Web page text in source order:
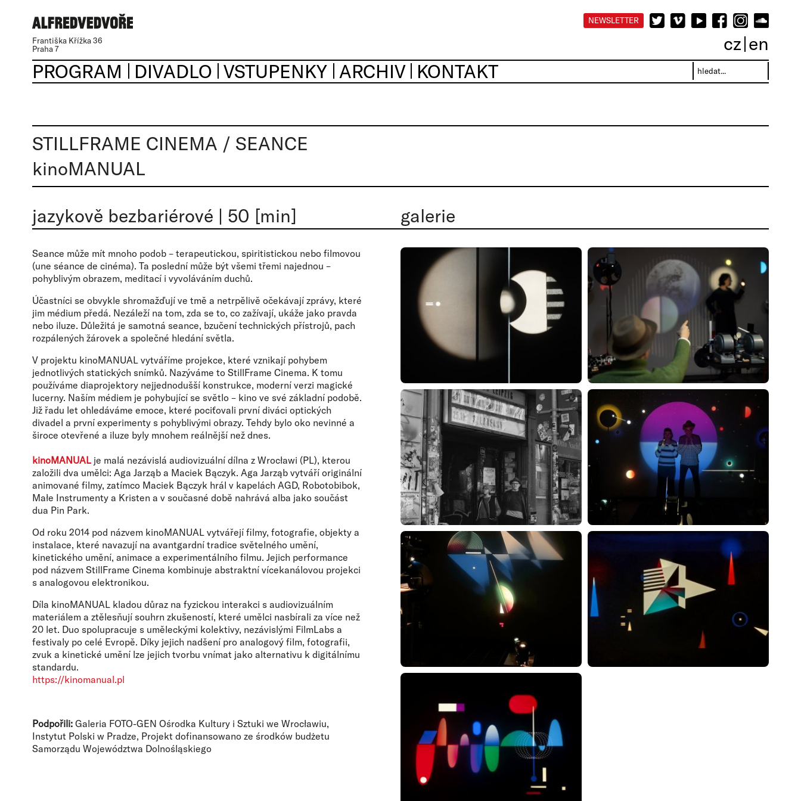
Františka Křížka 36
Praha 7
NEWSLETTER
cz en
PROGRAM
DIVADLO VSTUPENKY ARCHIV KONTAKT
STILLFRAME CINEMA / SEANCE
kinoMANUAL
jazykově bezbariérové | 50 [min] galerie
Seance může mít mnoho podob – terapeutickou, spiritistickou nebo filmovou
(une séance de cinéma). Ta poslední může být všemi třemi najednou –
pohyblivým obrazem, meditací i vyvoláváním duchů.
Účastníci se obvykle shromažďují ve tmě a netrpělivě očekávají zprávy, které
jim médium předá. Nezáleží na tom, zda se to, co zažívají, ukáže jako pravda
nebo iluze. Důležitá je samotná seance, bzučení technických přístrojů, pach
rozpálených žárovek a společné hledání světla.
V projektu kinoMANUAL vytváříme projekce, které vznikají pohybem
jednotlivých statických snímků. Nazýváme to StillFrame Cinema. K tomu
používáme diaprojektory nejjednodušší konstrukce, moderní verzi magické
lucerny. Naším médiem je pohybující se světlo – kino ve své základní podobě.
Již řadu let ohledáváme emoce, které pociťovali první diváci optických
divadel a první experimenty s pohyblivými obrazy. Tehdy bylo oko nevinné a
široce otevřené a iluze byly mnohem reálnější než dnes.
kinoMANUAL je malá nezávislá audiovizuální dílna z Wrocławi (PL), kterou
založili dva umělci: Aga Jarząb a Maciek Bączyk. Aga Jarząb vytváří originální
animované filmy, zatímco Maciek Bączyk hrál v kapelách AGD, Robotobibok,
Małe Instrumenty a Kristen a v současné době nahrává alba jako součást
dua Pin Park.
Od roku 2014 pod názvem kinoMANUAL vytvářejí filmy, fotografie, objekty a
instalace, které navazují na avantgardní tradice světelného umění,
kinetického umění, animace a experimentálního filmu. Jejich performance
pod názvem StillFrame Cinema kombinuje abstraktní vícekanálovou projekci
s analogovou elektronikou.
Díla kinoMANUAL kladou důraz na fyzickou interakci s audiovizuálním
materiálem a ztělesňují souhrn zkušeností, které umělci nasbírali za více než
20 let. Duo spolupracuje s uměleckými kolektivy, nezávislými FilmLabs a
festivaly po celé Evropě. Díky jejich nadšení pro analogový film, fotografii,
zvuk a kinetické umění lze jejich tvorbu vnímat jako alternativu k digitálnímu
standardu.
https://kinomanual.pl
Podpořili: Galeria FOTO-GEN Ośrodka Kultury i Sztuki we Wrocławiu,
Instytut Polski w Pradze, Projekt dofinansowano ze środków budżetu
Samorządu Województwa Dolnośląskiego